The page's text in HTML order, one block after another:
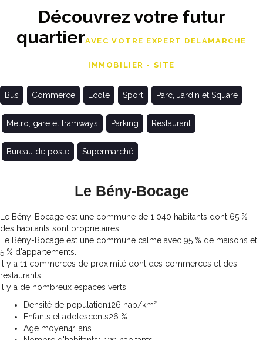
Découvrez votre futur
quartierAVEC VOTRE EXPERT DELAMARCHE
IMMOBILIER - SITE
Bus Commerce Ecole Sport Parc, Jardin et Square
Métro, gare et tramways Parking Restaurant
Bureau de poste Supermarché
Le Bény-Bocage
Le Bény-Bocage est une commune de 1 040 habitants dont 65 %
des habitants sont propriétaires.
Le Bény-Bocage est une commune calme avec 95 % de maisons et
5 % d'appartements.
Il y a 11 commerces de proximité dont des commerces et des
restaurants.
Il y a de nombreux espaces verts.
Densité de population126 hab/km²
Enfants et adolescents26 %
Age moyen41 ans